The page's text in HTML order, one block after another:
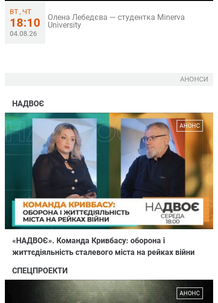
ВТ , ЧТ
18:10
04.08.26
Олена Лебедєва — студентка Minerva
University
АНОНСИ
НАДВОЄ
АНОНС
«НАДВОЄ». Команда Кривбасу: оборона і
життєдіяльність сталевого міста на рейках війни
СПЕЦПРОЕКТИ
АНОНС